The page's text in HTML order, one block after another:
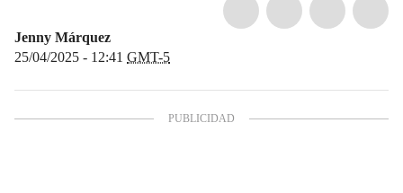
Jenny Márquez
25/04/2025 - 12:41 GMT-5